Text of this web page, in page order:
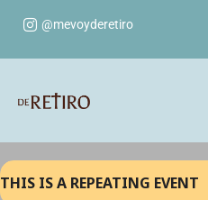
@mevoyderetiro
THIS IS A REPEATING EVENT